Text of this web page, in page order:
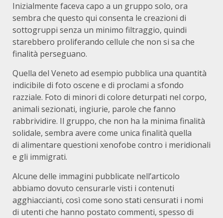
Inizialmente faceva capo a un gruppo solo, ora
sembra che questo qui consenta le creazioni di
sottogruppi senza un minimo filtraggio, quindi
starebbero proliferando cellule che non si sa che
finalità perseguano.
Quella del Veneto ad esempio pubblica una quantità
indicibile di foto oscene e di proclami a sfondo
razziale. Foto di minori di colore deturpati nel corpo,
animali sezionati, ingiurie, parole che fanno
rabbrividire. Il gruppo, che non ha la minima finalità
solidale, sembra avere come unica finalità quella
di alimentare questioni xenofobe contro i meridionali
e gli immigrati.
Alcune delle immagini pubblicate nell’articolo
abbiamo dovuto censurarle visti i contenuti
agghiaccianti, così come sono stati censurati i nomi
di utenti che hanno postato commenti, spesso di